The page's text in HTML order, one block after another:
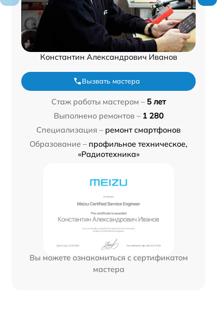
Константин Александрович Иванов
Вызвать мастера
Стаж работы мастером – 5 лет
Выполнено ремонтов – 1 280
Специализация – ремонт смартфонов
Образование – профильное техническое,
«Радиотехника»
Вы можете ознакомиться с сертификатом
мастера